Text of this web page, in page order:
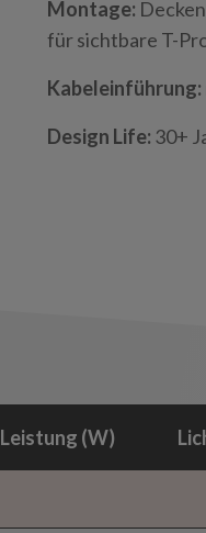
Montage:
für sichtbare T-
Kabeleinführung:
Design Life: 30+
Leistung (W)